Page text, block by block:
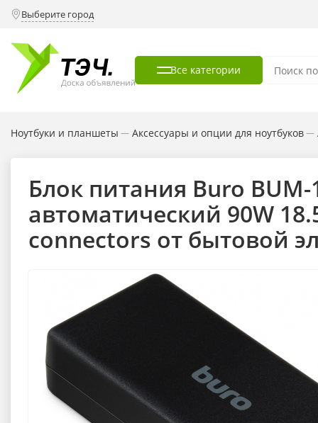
Выберите город
Все категории
Ноутбуки и планшеты — Аксессуары и опции для ноутбуков—
Блок питания Buro BUM-
автоматический 90W
connectors от бытовой